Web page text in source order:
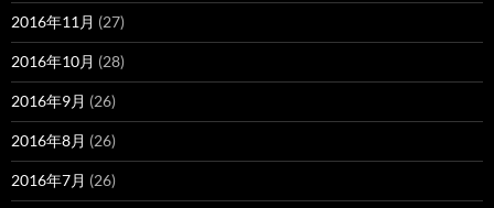
2016年11月 (27)
2016年10月 (28)
2016年9月 (26)
2016年8月 (26)
2016年7月 (26)